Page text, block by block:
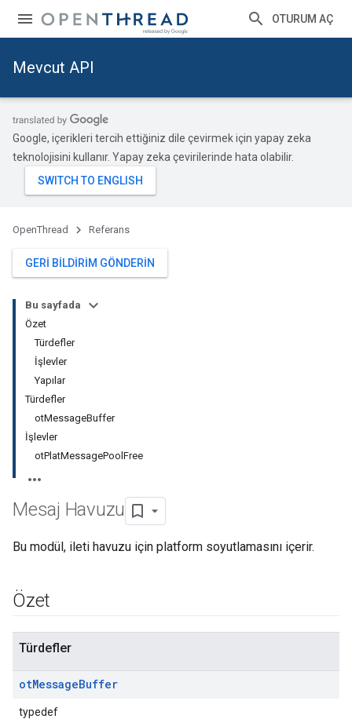
OTURUM AÇ
Mevcut API
Google, içerikleri tercih ettiğiniz dile çevirmek için yapay zeka
teknolojisini kullanır. Yapay zeka çevirilerinde hata olabilir.
OpenThread Referans
GERI BILDIRIM GÖNDERIN
Bu sayfada
Özet
Türdefler
İşlevler
Yapılar
Türdefler
otMessageBuffer
İşlevler
otPlatMessagePoolFree
Mesaj Havuzu
Bu modül, ileti havuzu için platform soyutlamasını içerir.
Özet
Türdefler
otMessageBuffer
typedef